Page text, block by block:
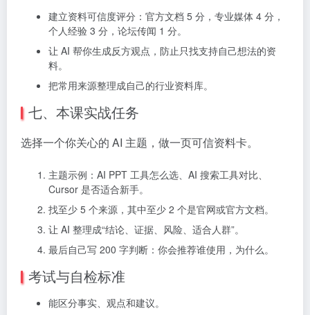
建立资料可信度评分：官方文档 5 分，专业媒体 4 分，
个人经验 3 分，论坛传闻 1 分。
让 AI 帮你生成反方观点，防止只找支持自己想法的资
料。
把常用来源整理成自己的行业资料库。
七、本课实战任务
选择一个你关心的 AI 主题，做一页可信资料卡。
主题示例：AI PPT 工具怎么选、AI 搜索工具对比、
Cursor 是否适合新手。
找至少 5 个来源，其中至少 2 个是官网或官方文档。
让 AI 整理成“结论、证据、风险、适合人群”。
最后自己写 200 字判断：你会推荐谁使用，为什么。
考试与自检标准
能区分事实、观点和建议。